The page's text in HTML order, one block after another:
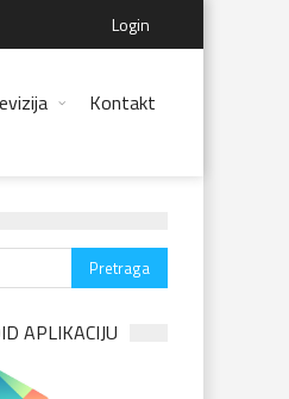
Login
Kontakt
APLIKACIJU